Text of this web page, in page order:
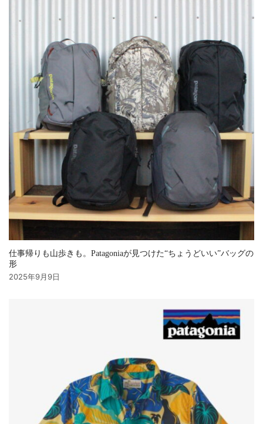
仕事帰りも山歩きも。Patagoniaが見つけた“ちょうどいい”バッグの
形
2025年9月9日